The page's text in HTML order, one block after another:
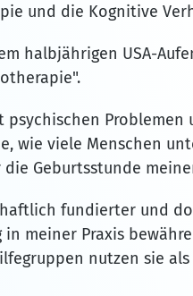
und die Kognitive
halbjährigen USA-
wie viele Menschen
Geburtsstunde
fundierter und
meiner Praxis
nutzen sie als